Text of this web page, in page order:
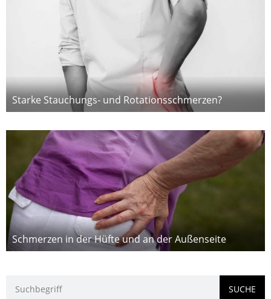
Starke Stauchungs- und Rotationsschmerzen?
Schmerzen in der Hüfte und an der Außenseite
SUCHE